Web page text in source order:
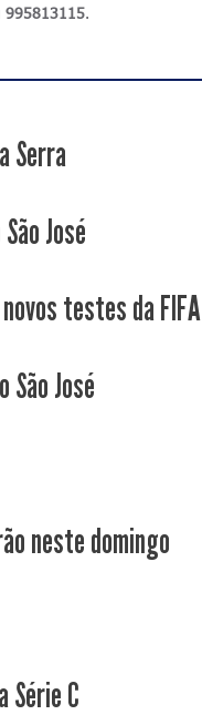
995813115.
Serra
José
testes da FIFA
São José
neste domingo
Série C